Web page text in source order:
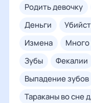
родить девочку
деньги
измена
зубы
фекалии
выпадение зубов
тараканы во